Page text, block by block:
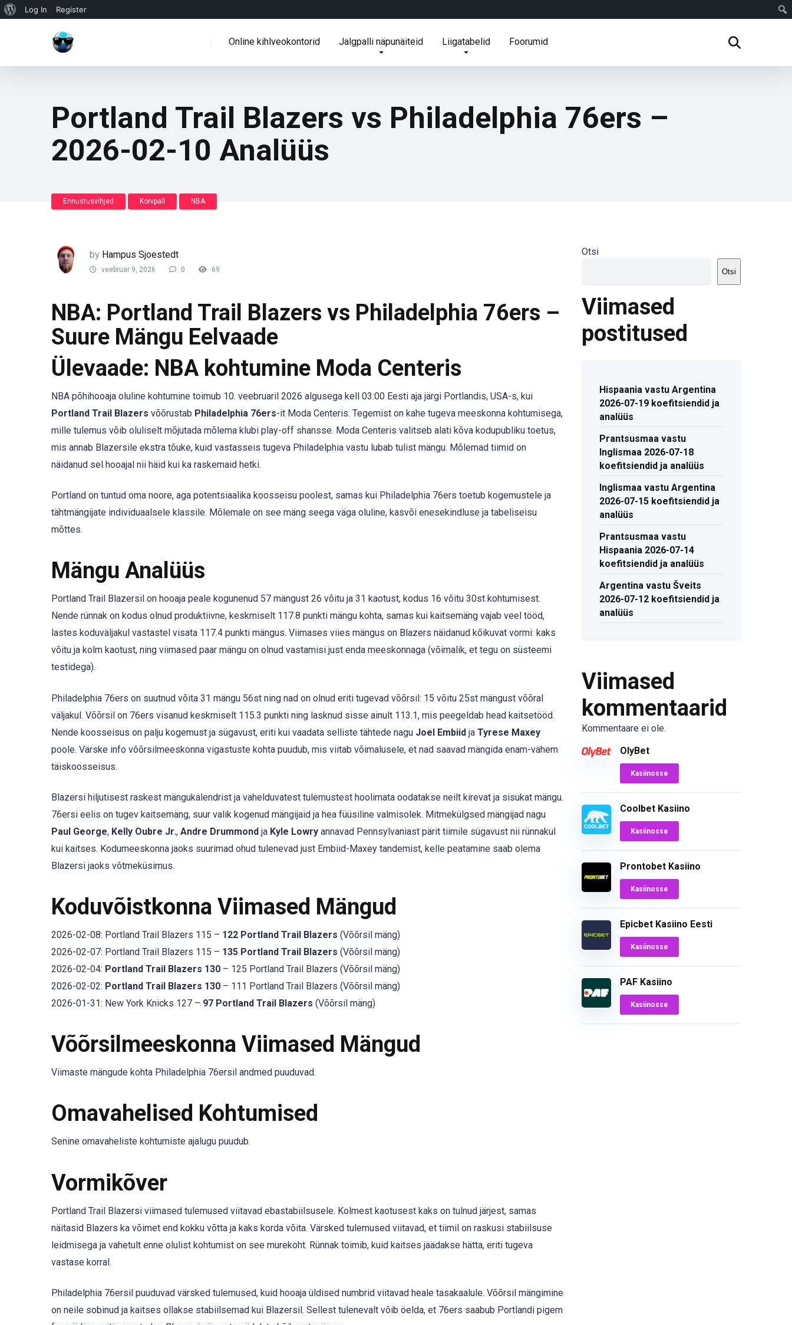
WordPressi
Log In Register
Online kihlveokontorid Jalgpalli näpunäiteid Liigatabelid Foorumid
Portland Trail Blazers vs Philadelphia 76ers –
2026-02-10 Analüüs
Ennustusvihjed Korvpall NBA
by Hampus Sjoestedt
veebruar 9, 2026 0 69
NBA: Portland Trail Blazers vs Philadelphia 76ers –
Suure Mängu Eelvaade
Ülevaade: NBA kohtumine Moda Centeris
NBA põhihooaja oluline kohtumine toimub 10. veebruaril 2026 algusega kell 03:00 Eesti aja järgi Portlandis, USA-s, kui
Portland Trail Blazers võõrustab Philadelphia 76ers-it Moda Centeris. Tegemist on kahe tugeva meeskonna kohtumisega,
mille tulemus võib oluliselt mõjutada mõlema klubi play-off shansse. Moda Centeris valitseb alati kõva kodupubliku toetus,
mis annab Blazersile ekstra tõuke, kuid vastasseis tugeva Philadelphia vastu lubab tulist mängu. Mõlemad tiimid on
näidanud sel hooajal nii häid kui ka raskemaid hetki.
Portland on tuntud oma noore, aga potentsiaalika koosseisu poolest, samas kui Philadelphia 76ers toetub kogemustele ja
tähtmängijate individuaalsele klassile. Mõlemale on see mäng seega väga oluline, kasvõi enesekindluse ja tabeliseisu
mõttes.
Mängu Analüüs
Portland Trail Blazersil on hooaja peale kogunenud 57 mängust 26 võitu ja 31 kaotust, kodus 16 võitu 30st kohtumisest.
Nende rünnak on kodus olnud produktiivne, keskmiselt 117.8 punkti mängu kohta, samas kui kaitsemäng vajab veel tööd,
lastes koduväljakul vastastel visata 117.4 punkti mängus. Viimases viies mängus on Blazers näidanud kõikuvat vormi: kaks
võitu ja kolm kaotust, ning viimased paar mängu on olnud vastamisi just enda meeskonnaga (võimalik, et tegu on süsteemi
testidega).
Philadelphia 76ers on suutnud võita 31 mängu 56st ning nad on olnud eriti tugevad võõrsil: 15 võitu 25st mängust võõral
väljakul. Võõrsil on 76ers visanud keskmiselt 115.3 punkti ning lasknud sisse ainult 113.1, mis peegeldab head kaitsetööd.
Nende koosseisus on palju kogemust ja sügavust, eriti kui vaadata selliste tähtede nagu Joel Embiid ja Tyrese Maxey
poole. Värske info võõrsilmeeskonna vigastuste kohta puudub, mis viitab võimalusele, et nad saavad mängida enam-vähem
täiskoosseisus.
Blazersi hiljutisest raskest mängukalendrist ja vahelduvatest tulemustest hoolimata oodatakse neilt kirevat ja sisukat mängu.
76ersi eelis on tugev kaitsemäng, suur valik kogenud mängijaid ja hea füüsiline valmisolek. Mitmekülgsed mängijad nagu
Paul George, Kelly Oubre Jr., Andre Drummond ja Kyle Lowry annavad Pennsylvaniast pärit tiimile sügavust nii rünnakul
kui kaitses. Kodumeeskonna jaoks suurimad ohud tulenevad just Embiid-Maxey tandemist, kelle peatamine saab olema
Blazersi jaoks võtmeküsimus.
Koduvõistkonna Viimased Mängud
2026-02-08: Portland Trail Blazers 115 – 122 Portland Trail Blazers (Võõrsil mäng)
2026-02-07: Portland Trail Blazers 115 – 135 Portland Trail Blazers (Võõrsil mäng)
2026-02-04: Portland Trail Blazers 130 – 125 Portland Trail Blazers (Võõrsil mäng)
2026-02-02: Portland Trail Blazers 130 – 111 Portland Trail Blazers (Võõrsil mäng)
2026-01-31: New York Knicks 127 – 97 Portland Trail Blazers (Võõrsil mäng)
Võõrsilmeeskonna Viimased Mängud
Viimaste mängude kohta Philadelphia 76ersil andmed puuduvad.
Omavahelised Kohtumised
Senine omavaheliste kohtumiste ajalugu puudub.
Vormikõver
Portland Trail Blazersi viimased tulemused viitavad ebastabiilsusele. Kolmest kaotusest kaks on tulnud järjest, samas
näitasid Blazers ka võimet end kokku võtta ja kaks korda võita. Värsked tulemused viitavad, et tiimil on raskusi stabiilsuse
leidmisega ja vahetult enne olulist kohtumist on see murekoht. Rünnak toimib, kuid kaitses jäädakse hätta, eriti tugeva
vastase korral.
Philadelphia 76ersil puuduvad värsked tulemused, kuid hooaja üldised numbrid viitavad heale tasakaalule. Võõrsil mängimine
on neile sobinud ja kaitses ollakse stabiilsemad kui Blazersil. Sellest tulenevalt võib öelda, et 76ers saabub Portlandi pigem
Otsi
Otsi
Viimased
postitused
Hispaania vastu Argentina
2026-07-19 koefitsiendid ja
analüüs
Prantsusmaa vastu
Inglismaa 2026-07-18
koefitsiendid ja analüüs
Inglismaa vastu Argentina
2026-07-15 koefitsiendid ja
analüüs
Prantsusmaa vastu
Hispaania 2026-07-14
koefitsiendid ja analüüs
Argentina vastu Šveits
2026-07-12 koefitsiendid ja
analüüs
Viimased
kommentaarid
Kommentaare ei ole.
OlyBet
Kasiinosse
Coolbet Kasiino
Kasiinosse
Prontobet Kasiino
Kasiinosse
Epicbet Kasiino Eesti
Kasiinosse
PAF Kasiino
Kasiinosse